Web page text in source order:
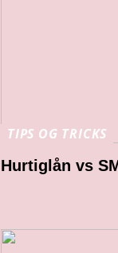
TIPS OG TRICKS
Hurtiglån vs